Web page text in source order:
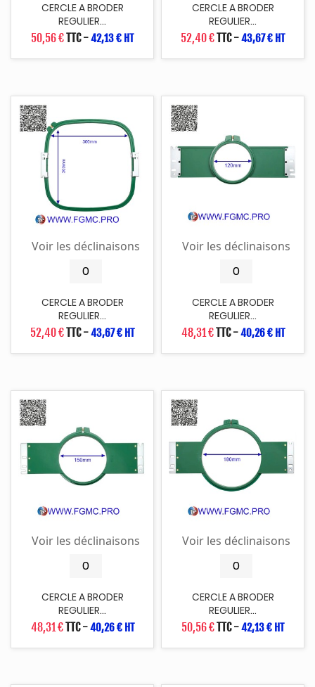
CERCLE A BRODER
REGULIER...
50,56 €TTC-42,13 € HT
CERCLE A BRODER
REGULIER...
52,40 €TTC-43,67 € HT
Voir les déclinaisons
CERCLE A BRODER
REGULIER...
52,40 €TTC-43,67 € HT
Voir les déclinaisons
CERCLE A BRODER
REGULIER...
48,31 €TTC-40,26 € HT
Voir les déclinaisons
CERCLE A BRODER
REGULIER...
48,31 €TTC-40,26 € HT
Voir les déclinaisons
CERCLE A BRODER
REGULIER...
50,56 €TTC-42,13 € HT